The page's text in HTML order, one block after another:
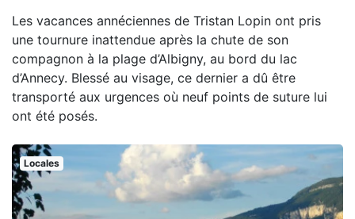
Les vacances annéciennes de Tristan Lopin ont pris
une tournure inattendue après la chute de son
compagnon à la plage d’Albigny, au bord du lac
d’Annecy. Blessé au visage, ce dernier a dû être
transporté aux urgences où neuf points de suture lui
ont été posés.
Locales